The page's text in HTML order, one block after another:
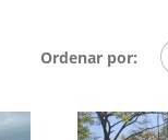
Ordenar por: